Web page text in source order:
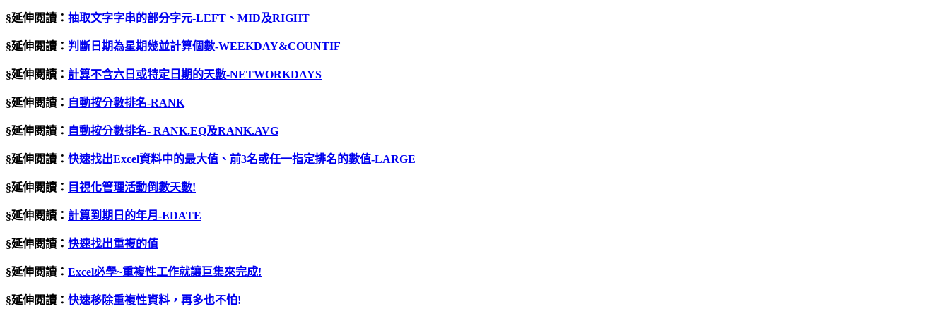
§延伸閱讀： 抽取文字字串的部分字元-LEFT、MID及RIGHT
§延伸閱讀： 判斷日期為星期幾並計算個數-WEEKDAY&COUNTIF
§延伸閱讀： 計算不含六日或特定日期的天數-NETWORKDAYS
§延伸閱讀： 自動按分數排名-RANK
§延伸閱讀： 自動按分數排名- RANK.EQ及RANK.AVG
§延伸閱讀： 快速找出Excel資料中的最大值、前3名或任一指定排名的數值-LARGE
§延伸閱讀： 目視化管理活動倒數天數!
§延伸閱讀： 計算到期日的年月-EDATE
§延伸閱讀： 快速找出重複的值
§延伸閱讀： Excel必學~重複性工作就讓巨集來完成!
§延伸閱讀： 快速移除重複性資料，再多也不怕!